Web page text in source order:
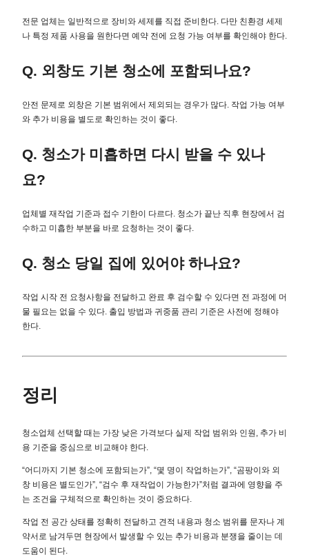
전문 업체는 일반적으로 장비와 세제를 직접 준비한다. 다만 친환경 세제
나 특정 제품 사용을 원한다면 예약 전에 요청 가능 여부를 확인해야 한다.
Q. 외창도 기본 청소에 포함되나요?
안전 문제로 외창은 기본 범위에서 제외되는 경우가 많다. 작업 가능 여부
와 추가 비용을 별도로 확인하는 것이 좋다.
Q. 청소가 미흡하면 다시 받을 수 있나
요?
업체별 재작업 기준과 접수 기한이 다르다. 청소가 끝난 직후 현장에서 검
수하고 미흡한 부분을 바로 요청하는 것이 좋다.
Q. 청소 당일 집에 있어야 하나요?
작업 시작 전 요청사항을 전달하고 완료 후 검수할 수 있다면 전 과정에 머
물 필요는 없을 수 있다. 출입 방법과 귀중품 관리 기준은 사전에 정해야
한다.
정리
청소업체 선택할 때는 가장 낮은 가격보다 실제 작업 범위와 인원, 추가 비
용 기준을 중심으로 비교해야 한다.
“어디까지 기본 청소에 포함되는가”, “몇 명이 작업하는가”, “곰팡이와 외
창 비용은 별도인가”, “검수 후 재작업이 가능한가”처럼 결과에 영향을 주
는 조건을 구체적으로 확인하는 것이 중요하다.
작업 전 공간 상태를 정확히 전달하고 견적 내용과 청소 범위를 문자나 계
약서로 남겨두면 현장에서 발생할 수 있는 추가 비용과 분쟁을 줄이는 데
도움이 된다.